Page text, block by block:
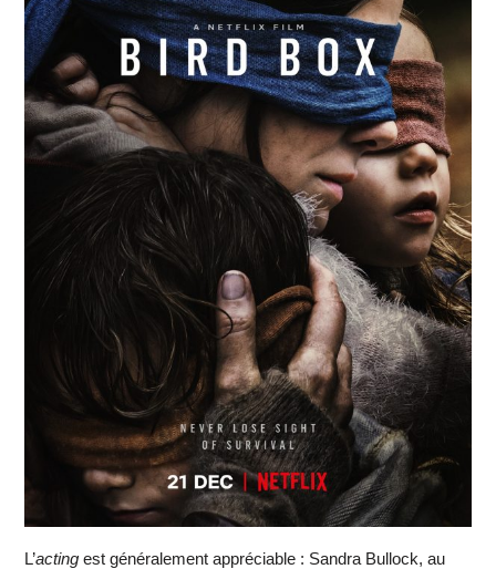
L’actingest généralement appréciable : Sandra Bullock, au